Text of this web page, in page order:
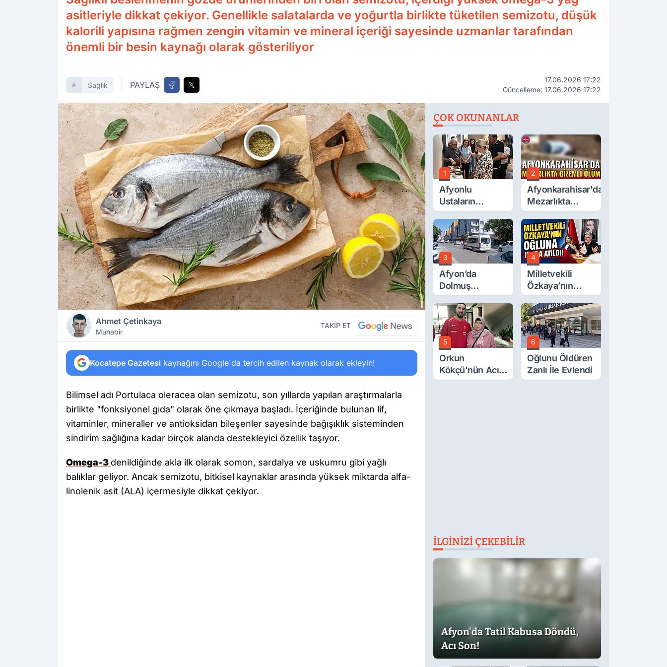
asitleriyle dikkat çekiyor. Genellikle salatalarda ve yoğurtla birlikte tüketilen semizotu, düşük
kalorili yapısına rağmen zengin vitamin ve mineral içeriği sayesinde uzmanlar tarafından
önemli bir besin kaynağı olarak gösteriliyor
Sağlık PAYLAŞ
17.06.2026 17:22
Güncelleme: 17.06.2026 17:22
Ahmet Çetinkaya
Muhabir
TAKİP ET
Kocatepe Gazetesi kaynağını Google'da tercih edilen kaynak olarak ekleyin!
Bilimsel adı Portulaca oleracea olan semizotu, son yıllarda yapılan araştırmalarla
birlikte "fonksiyonel gıda" olarak öne çıkmaya başladı. İçeriğinde bulunan lif,
vitaminler, mineraller ve antioksidan bileşenler sayesinde bağışıklık sisteminden
sindirim sağlığına kadar birçok alanda destekleyici özellik taşıyor.
Omega-3 denildiğinde akla ilk olarak somon, sardalya ve uskumru gibi yağlı
balıklar geliyor. Ancak semizotu, bitkisel kaynaklar arasında yüksek miktarda alfa-
linolenik asit (ALA) içermesiyle dikkat çekiyor.
ÇOK OKUNANLAR
1
Afyonlu
Ustaların
Eserleri
Görücüye Çıktı
2
Afyonkarahisar'da
Mezarlıkta
Gizemli Ölüm
3
Afyon’da
Dolmuş
Ücretlerine
Yüzde 40 Zam
Talebi
4
Milletvekili
Özkaya’nın
Oğluna İftira
Atıldı
5
Orkun
Kökçü'nün Acı
Günü... Cenaze
6
Oğlunu Öldüren
Zanlı İle Evlendi
İLGINIZI ÇEKEBILIR
Afyon'da Tatil Kabusa Döndü,
Acı Son!